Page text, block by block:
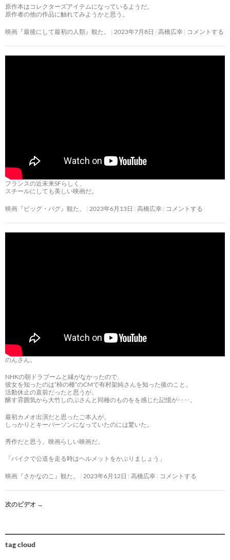
原作本はコレクターズアイテムになっているようだ。
原作者の他の作品に触れてみようかと思う。
映画『最後にして最初の人類』観た。 2023年7月8日 高橋広幸 コメントする
フランスの近未来SFらしく、
スチールにしても美しい映画だ。
映画『ビッグ・バグ』観た。 2023年6月13日 高橋広幸 コメントする
のんさん。
NHKの朝ドラブームと縁がなかったので、
彼女を知ったのは“柿の種”のCMで有村架純さんを知った後のこと。
活動休止の直前だったと思うが、
醸す雰囲気から大竹しのぶさんと同種のものをを感じた記憶が‥‥。
最初カメオ出演だと思ったご本人が、
しっかりとキーパーソンになっていたのには驚いた。
秀作だと思う。映画らしい映画だ。
「バイクで公道を走る時はヘルメットをかぶりましょう」
映画『さかなのこ』観た。 2023年6月12日 高橋広幸 コメントする
次のビデオ →
tag cloud